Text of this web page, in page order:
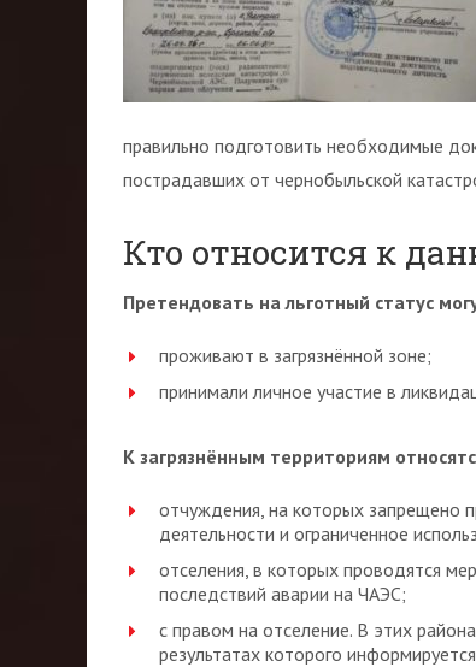
правильно подготовить необходимые
пострадавших от чернобыльской
Кто относится к
Претендовать на льготный статус
проживают в загрязнённой зоне;
принимали личное участие в
К загрязнённым территориям
отчуждения, на которых запрещено
деятельности и ограниченное
отселения, в которых проводятся
последствий аварии на ЧАЭС;
с правом на отселение. В этих
результатах которого